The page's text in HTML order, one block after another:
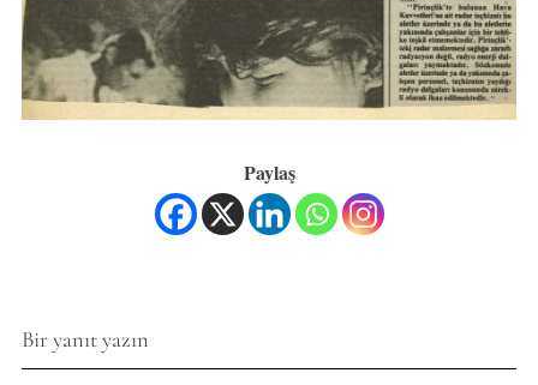
Paylaş
Bir yanıt yazın